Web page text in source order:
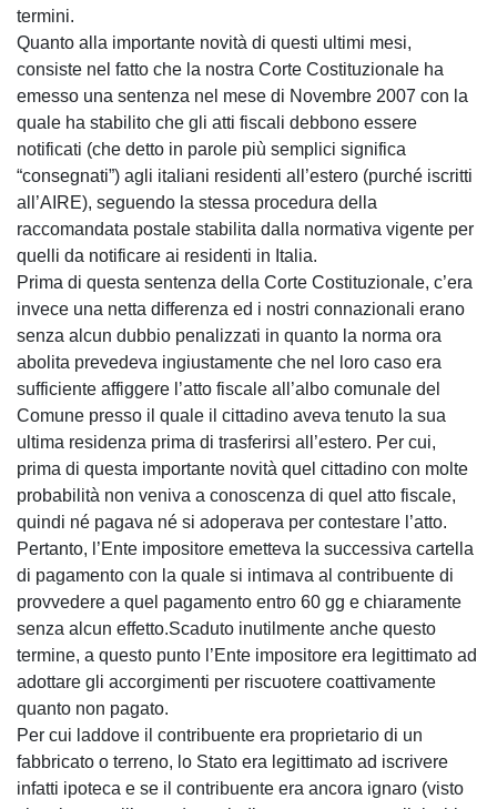
termini.
Quanto alla importante novità di questi ultimi mesi,
consiste nel fatto che la nostra Corte Costituzionale ha
emesso una sentenza nel mese di Novembre 2007 con la
quale ha stabilito che gli atti fiscali debbono essere
notificati (che detto in parole più semplici significa
“consegnati”) agli italiani residenti all’estero (purché iscritti
all’AIRE), seguendo la stessa procedura della
raccomandata postale stabilita dalla normativa vigente per
quelli da notificare ai residenti in Italia.
Prima di questa sentenza della Corte Costituzionale, c’era
invece una netta differenza ed i nostri connazionali erano
senza alcun dubbio penalizzati in quanto la norma ora
abolita prevedeva ingiustamente che nel loro caso era
sufficiente affiggere l’atto fiscale all’albo comunale del
Comune presso il quale il cittadino aveva tenuto la sua
ultima residenza prima di trasferirsi all’estero. Per cui,
prima di questa importante novità quel cittadino con molte
probabilità non veniva a conoscenza di quel atto fiscale,
quindi né pagava né si adoperava per contestare l’atto.
Pertanto, l’Ente impositore emetteva la successiva cartella
di pagamento con la quale si intimava al contribuente di
provvedere a quel pagamento entro 60 gg e chiaramente
senza alcun effetto.Scaduto inutilmente anche questo
termine, a questo punto l’Ente impositore era legittimato ad
adottare gli accorgimenti per riscuotere coattivamente
quanto non pagato.
Per cui laddove il contribuente era proprietario di un
fabbricato o terreno, lo Stato era legittimato ad iscrivere
infatti ipoteca e se il contribuente era ancora ignaro (visto